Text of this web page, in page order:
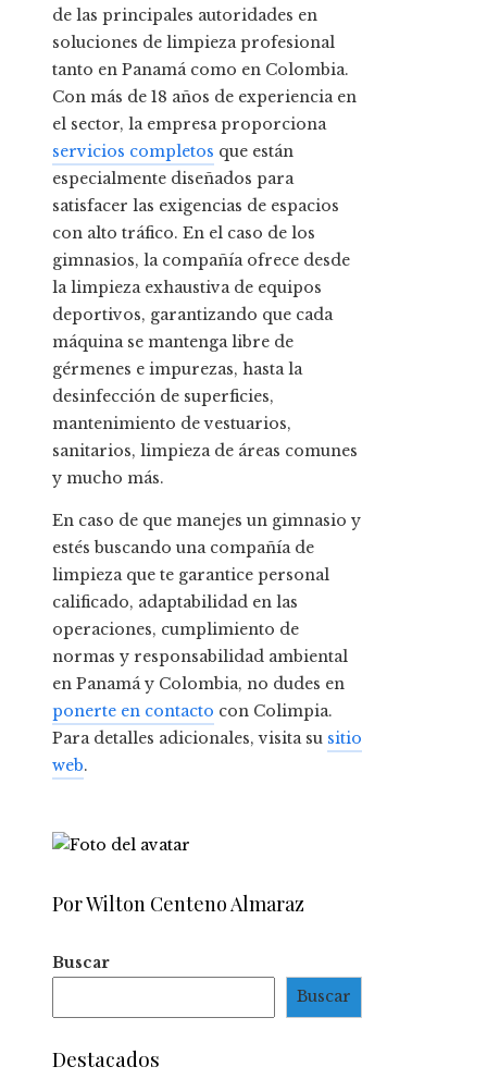
de las principales autoridades en
soluciones de limpieza profesional
tanto en Panamá como en Colombia.
Con más de 18 años de experiencia en
el sector, la empresa proporciona
servicios completos que están
especialmente diseñados para
satisfacer las exigencias de espacios
con alto tráfico. En el caso de los
gimnasios, la compañía ofrece desde
la limpieza exhaustiva de equipos
deportivos, garantizando que cada
máquina se mantenga libre de
gérmenes e impurezas, hasta la
desinfección de superficies,
mantenimiento de vestuarios,
sanitarios, limpieza de áreas comunes
y mucho más.
En caso de que manejes un gimnasio y
estés buscando una compañía de
limpieza que te garantice personal
calificado, adaptabilidad en las
operaciones, cumplimiento de
normas y responsabilidad ambiental
en Panamá y Colombia, no dudes en
ponerte en contacto con Colimpia.
Para detalles adicionales, visita su sitio
web.
Por Wilton Centeno Almaraz
Buscar
Buscar
Destacados